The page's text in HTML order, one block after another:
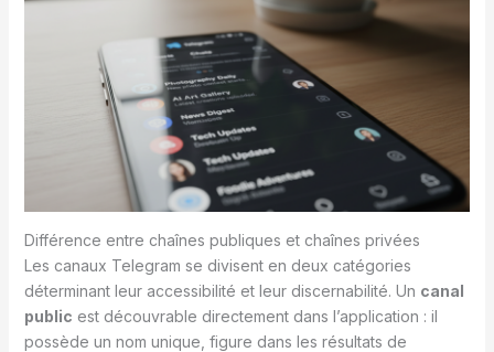
Différence entre chaînes publiques et chaînes privées
Les canaux Telegram se divisent en deux catégories
déterminant leur accessibilité et leur discernabilité. Un canal
public est découvrable directement dans l’application : il
possède un nom unique, figure dans les résultats de